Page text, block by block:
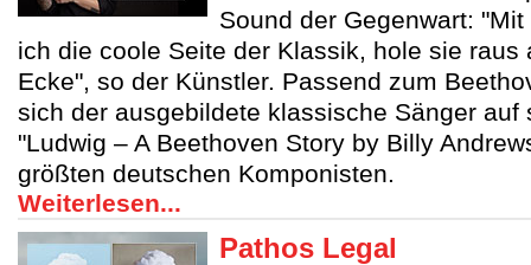
Sound der Gegenwart:
ich die coole Seite der Klassik, hole sie raus
Ecke", so der Künstler. Passend zum
sich der ausgebildete klassische Sänger auf
"Ludwig – A Beethoven Story by Billy
größten deutschen Komponisten.
Weiterlesen...
Pathos Legal